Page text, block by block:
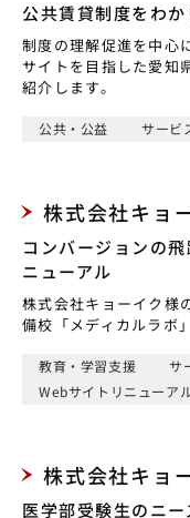
公共賃貸制度をわ
制度の理解促進を中心
サイトを目指した愛知
紹介します。
公共・公益 サービ
株式会社キョ
コンバージョンの
ニューアル
株式会社キョーイク様
備校「メディカルラボ
教育・学習支援
サ
Webサイトリニューア
株式会社キョ
医学部受験生のニ